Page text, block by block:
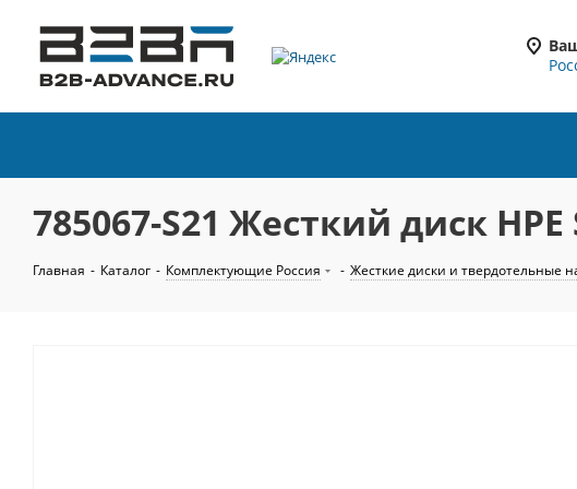
785067-S21 Жесткий диск HPE
Главная - Каталог - Комплектующие Россия - Жесткие диски и твердотельные